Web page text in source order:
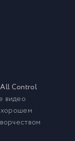
All Control
видео
хорошем